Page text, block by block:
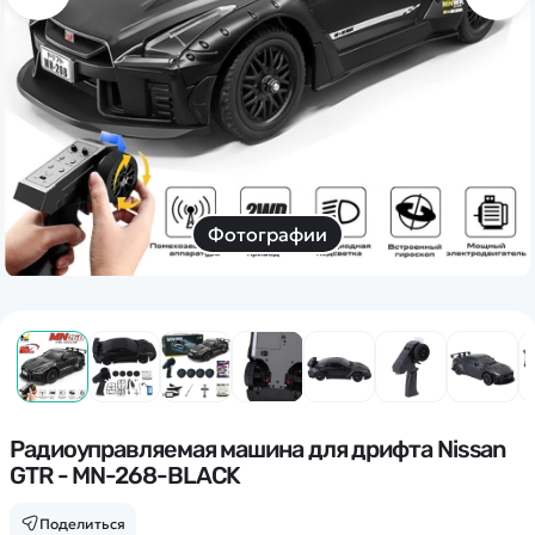
Фотографии
Радиоуправляемая машина для дрифта Nissan
GTR - MN-268-BLACK
Поделиться
Дополнительный способ связи
WhatsApp/Мобильный
Есть вопрос? Можем связаться с вами
Заказать звонок
Наши соцсети:
Каталог
Квадрокоптеры
Машинки
Информация
Оптовые продажи